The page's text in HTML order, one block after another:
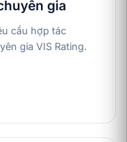
gia
cầu hợp tác
gia VIS Rating.